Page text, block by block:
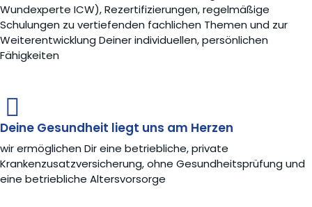
Wundexperte ICW), Rezertifizierungen, regelmäßige
Schulungen zu vertiefenden fachlichen Themen und zur
Weiterentwicklung Deiner individuellen, persönlichen
Fähigkeiten
Deine Gesundheit liegt uns am Herzen
wir ermöglichen Dir eine betriebliche, private
Krankenzusatzversicherung, ohne Gesundheitsprüfung und
eine betriebliche Altersvorsorge